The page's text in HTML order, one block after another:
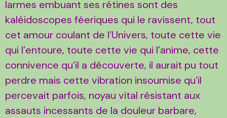
larmes embuant ses rétines sont des
kaléidoscopes féeriques qui le ravissent, tout
cet amour coulant de l’Univers, toute cette vie
qui l’entoure, toute cette vie qui l’anime, cette
connivence qu’il a découverte, il aurait pu tout
perdre mais cette vibration insoumise qu’il
percevait parfois, noyau vital résistant aux
assauts incessants de la douleur barbare,